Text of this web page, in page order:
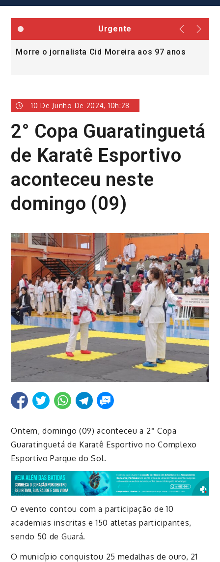
Urgente
Morre o jornalista Cid Moreira aos 97 anos
10 De Junho De 2024, 10h:28
2° Copa Guaratinguetá
de Karatê Esportivo
aconteceu neste
domingo (09)
Ontem, domingo (09) aconteceu a 2° Copa
Guaratinguetá de Karatê Esportivo no Complexo
Esportivo Parque do Sol.
O evento contou com a participação de 10
academias inscritas e 150 atletas participantes,
sendo 50 de Guará.
O município conquistou 25 medalhas de ouro, 21